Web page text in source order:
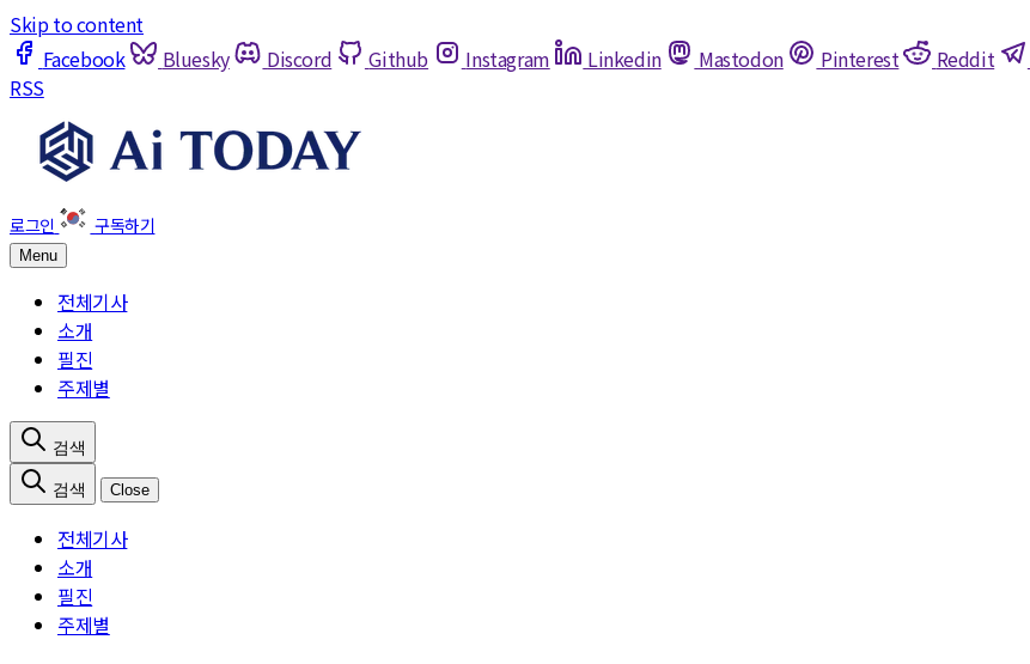
Skip to content
Facebook
Bluesky Discord Github Instagram Linkedin Mastodon Pinterest Reddit
RSS
Menu
전체기사
소개
필진
주제별
Close
전체기사
소개
필진
주제별